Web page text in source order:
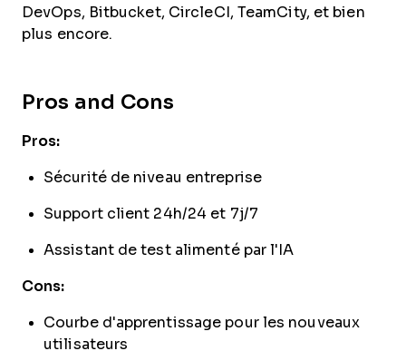
DevOps, Bitbucket, CircleCI, TeamCity, et bien
plus encore.
Pros and Cons
Pros:
Sécurité de niveau entreprise
Support client 24h/24 et 7j/7
Assistant de test alimenté par l'IA
Cons:
Courbe d'apprentissage pour les nouveaux
utilisateurs